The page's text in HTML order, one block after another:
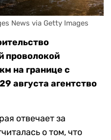
News via Getty Images
проволокой
на границе с
29 августа агентство
отвечает за
о том, что